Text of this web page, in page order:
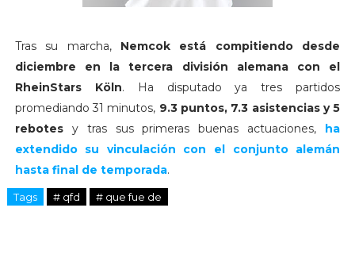
Tras su marcha,Nemcok está compitiendo desde
diciembre en la tercera división alemana con el
RheinStars Köln. Ha disputado ya tres partidos
promediando 31 minutos, 9.3 puntos, 7.3 asistencias y 5
rebotesy tras sus primeras buenas actuaciones, ha
extendido su vinculación con el conjunto alemán
hasta final de temporada.
Tags # qfd # que fue de